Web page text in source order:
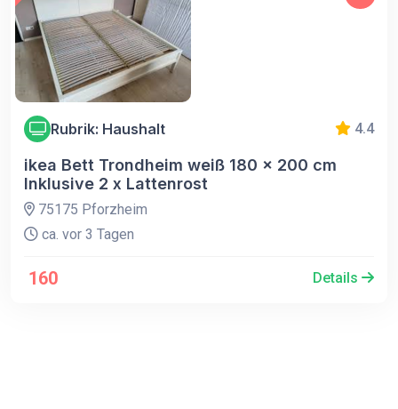
Rubrik: Haushalt 4.4
ikea Bett Trondheim weiß 180 x 200 cm
Inklusive 2 x Lattenrost
75175 Pforzheim
ca. vor 3 Tagen
160 Details